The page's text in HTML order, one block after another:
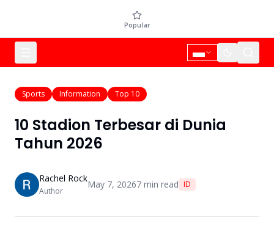
Popular
Sports Information Top 10
10 Stadion Terbesar di Dunia
Tahun 2026
Rachel Rock
Author
May 7, 20267 min read ID